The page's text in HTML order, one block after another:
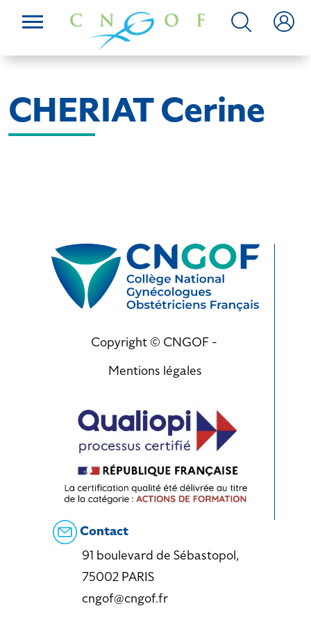
CHERIAT Cerine
Copyright © CNGOF -
Mentions légales
Contact
91 boulevard de Sébastopol,
75002 PARIS
cngof@cngof.fr